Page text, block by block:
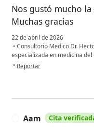
Nos gustó mucho
Muchas gracias
22 de abril de 2026
• Consultorio Medico Dr.
especializada en medicina
• en opinión del usuario
Reportar
Aam Cita